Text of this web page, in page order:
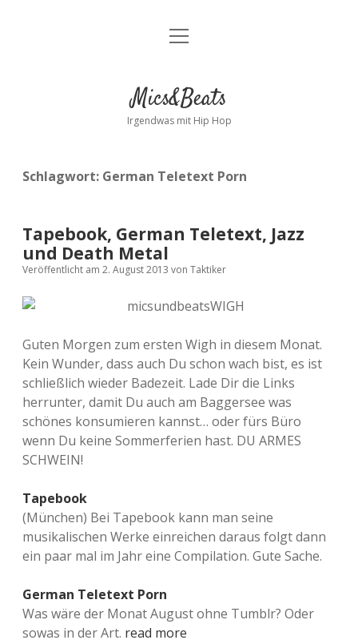
Kontakt
facebookinstagram
bandcamp
spotify
Menü
Mics&Beats
Irgendwas mit Hip Hop
Schlagwort: German Teletext Porn
Tapebook, German Teletext, Jazz
und Death Metal
Veröffentlicht am 2. August 2013 von Taktiker
Guten Morgen zum ersten Wigh in diesem Monat.
Kein Wunder, dass auch Du schon wach bist, es ist
schließlich wieder Badezeit. Lade Dir die Links
herrunter, damit Du auch am Baggersee was
schönes konsumieren kannst… oder fürs Büro
wenn Du keine Sommerferien hast. DU ARMES
SCHWEIN!
Tapebook
(München) Bei Tapebook kann man seine
musikalischen Werke einreichen daraus folgt dann
ein paar mal im Jahr eine Compilation. Gute Sache.
German Teletext Porn
Was wäre der Monat August ohne Tumblr? Oder
sowas in der Art. read more